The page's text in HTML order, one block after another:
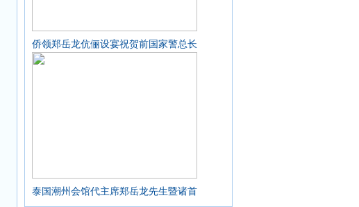
侨领郑岳龙伉俪设宴祝贺前国家警总长
泰国潮州会馆代主席郑岳龙先生暨诸首